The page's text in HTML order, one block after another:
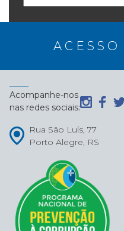
Acompanhe-nos
nas redes sociais:
Rua São Luís, 77
Porto Alegre, RS